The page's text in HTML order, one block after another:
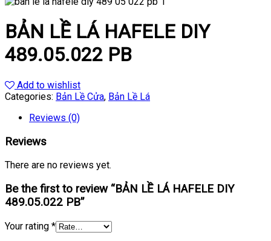
BẢN LỀ LÁ HAFELE DIY
489.05.022 PB
Add to wishlist
Categories: Bản Lề Cửa, Bản Lề Lá
Reviews (0)
Reviews
There are no reviews yet.
Be the first to review “BẢN LỀ LÁ HAFELE DIY
489.05.022 PB”
Your rating *